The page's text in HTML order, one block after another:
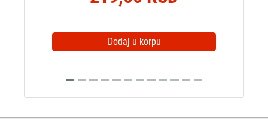
Dodaj u korpu